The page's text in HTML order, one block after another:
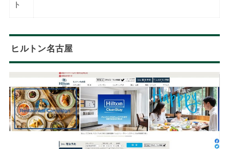
ト
ヒルトン名古屋